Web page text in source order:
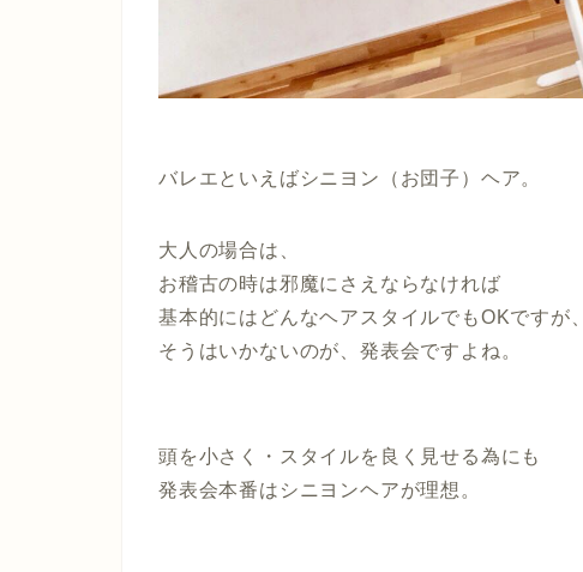
バレエといえばシニヨン（お団子）ヘア。
大人の場合は、
お稽古の時は邪魔にさえならなければ
基本的にはどんなヘアスタイルでもOKですが、
そうはいかないのが、発表会ですよね。
頭を小さく・スタイルを良く見せる為にも
発表会本番はシニヨンヘアが理想。